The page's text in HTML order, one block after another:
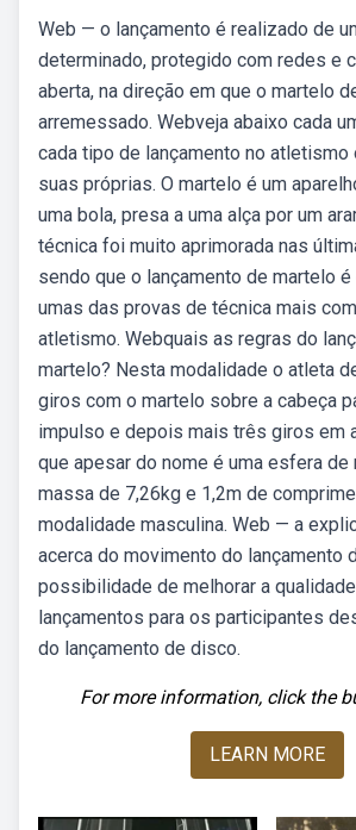
Web — o lançamento é realizado de
determinado, protegido com redes e
aberta, na direção em que o martelo
arremessado. Webveja abaixo cada
cada tipo de lançamento no atletismo
suas próprias. O martelo é um
uma bola, presa a uma alça por um
técnica foi muito aprimorada nas
sendo que o lançamento de martelo
umas das provas de técnica mais
atletismo. Webquais as regras do
martelo? Nesta modalidade o atleta
giros com o martelo sobre a cabeça
impulso e depois mais três giros em
que apesar do nome é uma esfera de
massa de 7,26kg e 1,2m de
modalidade masculina. Web — a
acerca do movimento do lançamento
possibilidade de melhorar a
lançamentos para os participantes
do lançamento de disco.
For more information, click the
LEARN MORE